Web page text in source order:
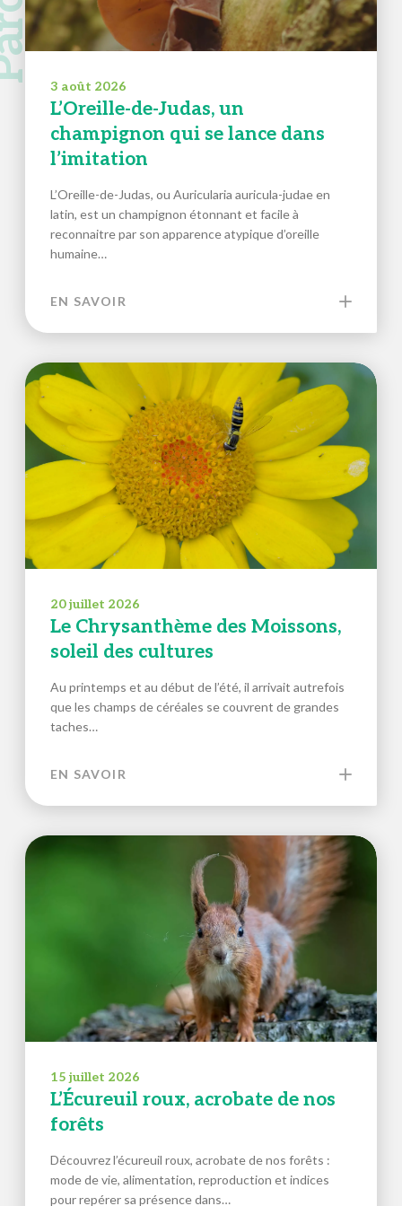
3 août 2026
L’Oreille-de-Judas, un
champignon qui se lance dans
l’imitation
L’Oreille-de-Judas, ou Auricularia auricula-judae en
latin, est un champignon étonnant et facile à
reconnaitre par son apparence atypique d’oreille
humaine…
EN SAVOIR
20 juillet 2026
Le Chrysanthème des Moissons,
soleil des cultures
Au printemps et au début de l’été, il arrivait autrefois
que les champs de céréales se couvrent de grandes
taches…
EN SAVOIR
15 juillet 2026
L’Écureuil roux, acrobate de nos
forêts
Découvrez l’écureuil roux, acrobate de nos forêts :
mode de vie, alimentation, reproduction et indices
pour repérer sa présence dans…